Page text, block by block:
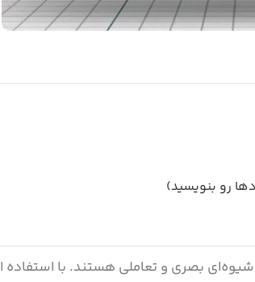
رو بنویسید)
بصری و تعاملی هستند. با استفاده